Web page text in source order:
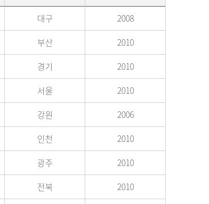
대구
2008
부산
2010
경기
2010
서울
2010
강원
2006
인천
2010
광주
2010
전북 2010